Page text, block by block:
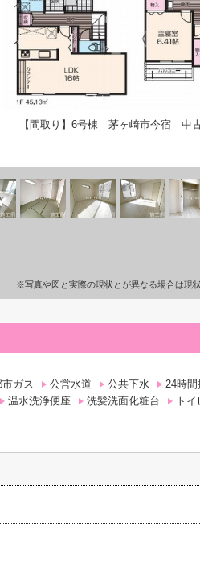
【間取り】6号棟 茅ヶ崎市今宿 中
※写真や図と実際の現状とが異なる場合は現
市ガス 公営水道 公共下水
24時間
温水洗浄便座 洗髪洗面化粧台
ト